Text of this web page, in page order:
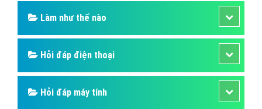
Làm như thế nào
Hỏi đáp điện thoại
Hỏi đáp máy tính